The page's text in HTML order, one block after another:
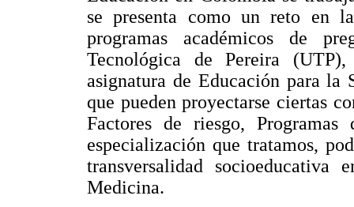
se presenta como un reto en
programas académicos de
Tecnológica de Pereira
asignatura de Educación para
que pueden proyectarse ciertas
Factores de riesgo,
especialización que tratamos,
transversalidad
Medicina.